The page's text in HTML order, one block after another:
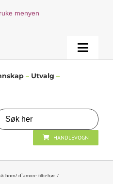
menyen
Toggle
– Utvalg –
HANDLEVOGN
horn/ d`amore tilbehør